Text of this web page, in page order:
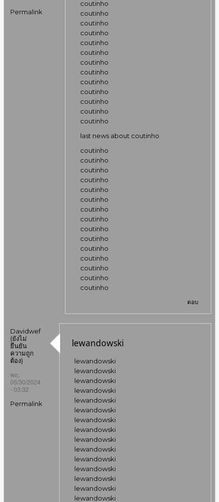
Permalink
coutinho
coutinho
coutinho
coutinho
coutinho
coutinho
coutinho
coutinho
coutinho
coutinho
coutinho
coutinho
coutinho
last news about coutinho
coutinho
coutinho
coutinho
coutinho
coutinho
coutinho
coutinho
coutinho
coutinho
coutinho
coutinho
coutinho
coutinho
coutinho
coutinho
ตอบ
Davidwef
(ยังไม่
ยืนยัน
ความถูก
ต้อง)
พฤ,
05/30/2024
- 03:32
Permalink
lewandowski
lewandowski
lewandowski
lewandowski
lewandowski
lewandowski
lewandowski
lewandowski
lewandowski
lewandowski
lewandowski
lewandowski
lewandowski
lewandowski
lewandowski
lewandowski